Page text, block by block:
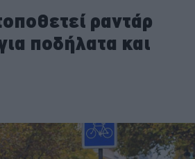
ραντάρ
ποδήλατα και